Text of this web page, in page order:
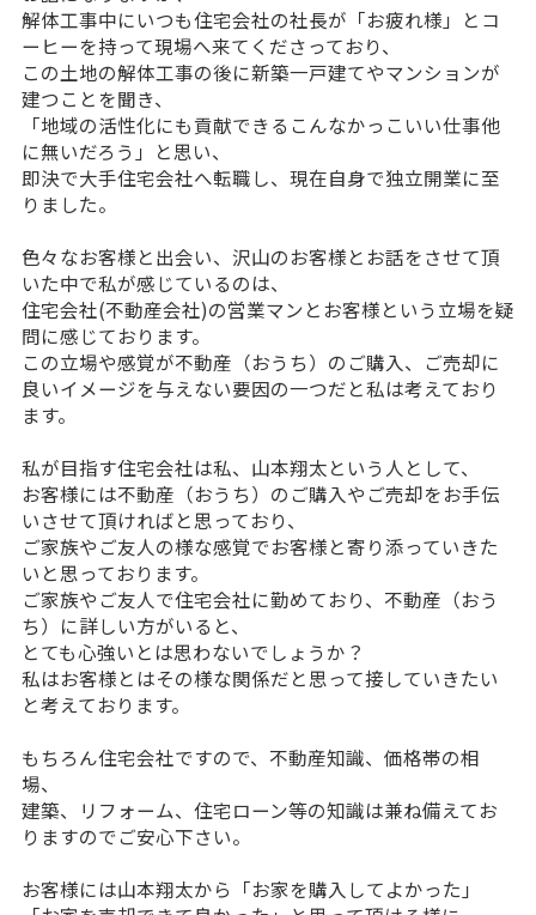
解体工事中にいつも住宅会社の社長が「お疲れ様」とコ
ーヒーを持って現場へ来てくださっており、
この土地の解体工事の後に新築一戸建てやマンションが
建つことを聞き、
「地域の活性化にも貢献できるこんなかっこいい仕事他
に無いだろう」と思い、
即決で大手住宅会社へ転職し、現在自身で独立開業に至
りました。
色々なお客様と出会い、沢山のお客様とお話をさせて頂
いた中で私が感じているのは、
住宅会社(不動産会社)の営業マンとお客様という立場を疑
問に感じております。
この立場や感覚が不動産（おうち）のご購入、ご売却に
良いイメージを与えない要因の一つだと私は考えており
ます。
私が目指す住宅会社は私、山本翔太という人として、
お客様には不動産（おうち）のご購入やご売却をお手伝
いさせて頂ければと思っており、
ご家族やご友人の様な感覚でお客様と寄り添っていきた
いと思っております。
ご家族やご友人で住宅会社に勤めており、不動産（おう
ち）に詳しい方がいると、
とても心強いとは思わないでしょうか？
私はお客様とはその様な関係だと思って接していきたい
と考えております。
もちろん住宅会社ですので、不動産知識、価格帯の相
場、
建築、リフォーム、住宅ローン等の知識は兼ね備えてお
りますのでご安心下さい。
お客様には山本翔太から「お家を購入してよかった」